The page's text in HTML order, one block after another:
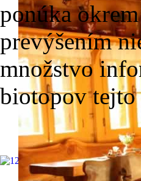
ponúka
prevýšením
množstvo
biotopov